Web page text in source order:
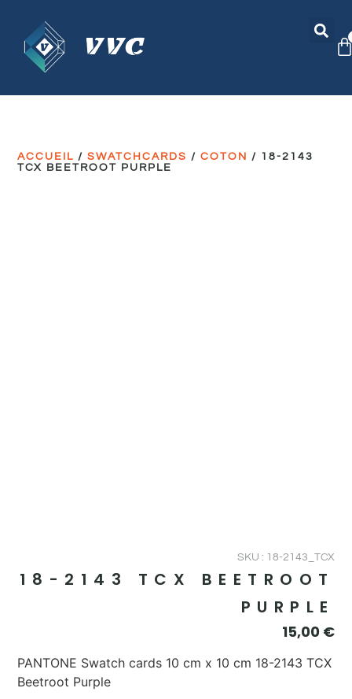
ACCUEIL /SWATCHCARDS /COTON / 18-2143
TCX BEETROOT PURPLE
SKU : 18-2143_TCX
18-2143 TCX BEETROOT
PURPLE
15,00 €
PANTONE Swatch cards 10 cm x 10 cm 18-2143 TCX
Beetroot Purple